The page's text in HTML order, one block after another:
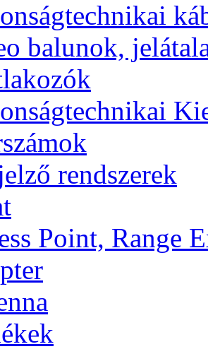
balunok,
rendszerek
Point, Range